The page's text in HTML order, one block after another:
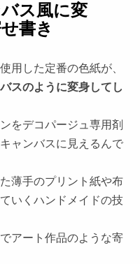
ス風に変
書き
用した定番の色紙が、
スのように変身してし
をデコパージュ専用剤
ャンバスに見えるんで
薄手のプリント紙や布
いくハンドメイドの技
アート作品のような寄